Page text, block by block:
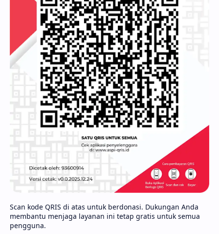
Scan kode QRIS di atas untuk berdonasi. Dukungan Anda
membantu menjaga layanan ini tetap gratis untuk semua
pengguna.